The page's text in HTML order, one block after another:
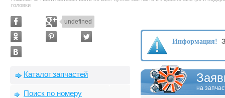
головки
undefined
Каталог запчастей
Поиск по номеру
Информация!
на